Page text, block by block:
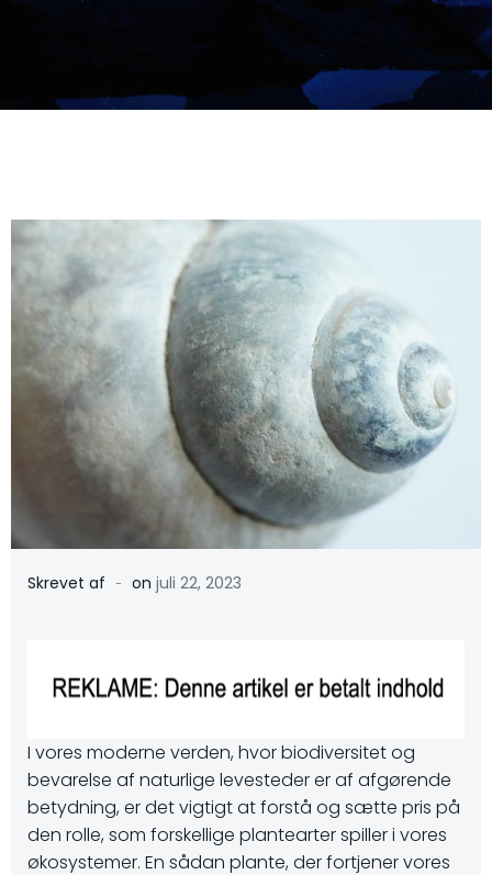
Skrevet af - on juli 22, 2023
I vores moderne verden, hvor biodiversitet og
bevarelse af naturlige levesteder er af afgørende
betydning, er det vigtigt at forstå og sætte pris på
den rolle, som forskellige plantearter spiller i vores
økosystemer. En sådan plante, der fortjener vores